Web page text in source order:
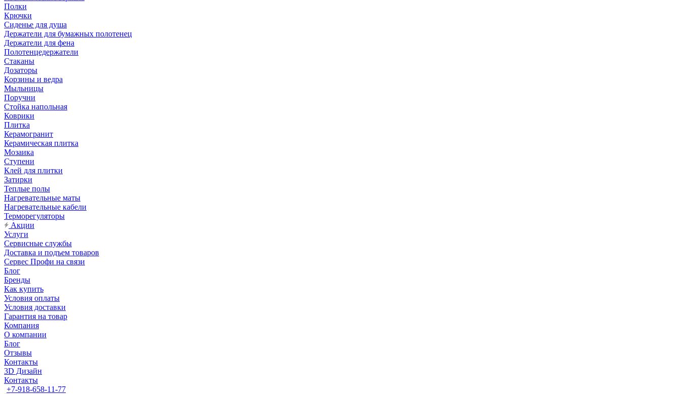
Полки
Крючки
Сиденье для душа
Держатели для бумажных полотенец
Держатели для фена
Полотенцедержатели
Стаканы
Дозаторы
Корзины и ведра
Мыльницы
Поручни
Стойка напольная
Коврики
Плитка
Керамогранит
Керамическая плитка
Мозаика
Ступени
Клей для плитки
Затирки
Теплые полы
Нагревательные маты
Нагревательные кабели
Терморегуляторы
Акции
Услуги
Сервисные службы
Доставка и подъем товаров
Сервес Профи на связи
Блог
Бренды
Как купить
Условия оплаты
Условия доставки
Гарантия на товар
Компания
О компании
Блог
Отзывы
Контакты
3D Дизайн
Контакты
+7-918-658-11-77